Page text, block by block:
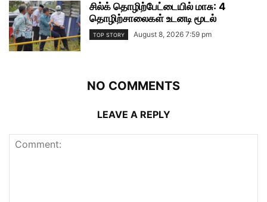
சில்க் தொழிற்பேட்டையில் மாசு: 4
தொழிற்சாலைகள் உடனடி மூடல்
TOP STORY August 8, 2026 7:59 pm
NO COMMENTS
LEAVE A REPLY